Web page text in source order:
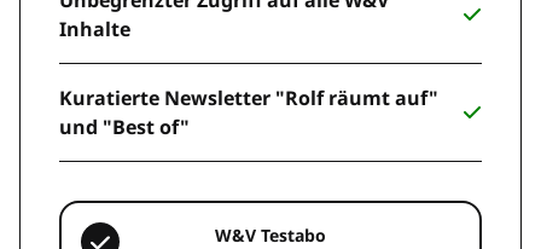
Inhalte
Kuratierte Newsletter "Rolf räumt auf"
und "Best of"
W&V Testabo